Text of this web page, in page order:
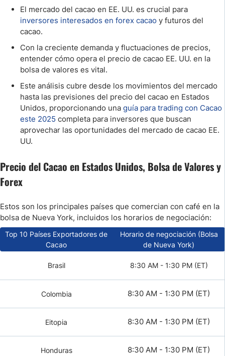
El mercado del cacao en EE. UU. es crucial para
inversores interesados en forex cacao y futuros del
cacao.
Con la creciente demanda y fluctuaciones de precios,
entender cómo opera el precio de cacao EE. UU. en la
bolsa de valores es vital.
Este análisis cubre desde los movimientos del mercado
hasta las previsiones del precio del cacao en Estados
Unidos, proporcionando una guía para trading con Cacao
este 2025 completa para inversores que buscan
aprovechar las oportunidades del mercado de cacao EE.
UU.
Precio del Cacao en Estados Unidos, Bolsa de Valores y
Forex
Estos son los principales países que comercian con café en la
bolsa de Nueva York, incluidos los horarios de negociación:
Top 10 Países Exportadores de
Cacao
Horario de negociación (Bolsa
de Nueva York)
Brasil 8:30 AM - 1:30 PM (ET)
Colombia 8:30 AM - 1:30 PM (ET)
Eitopia 8:30 AM - 1:30 PM (ET)
Honduras 8:30 AM - 1:30 PM (ET)